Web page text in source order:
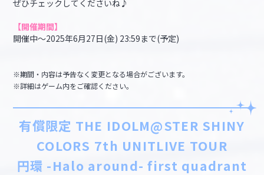
ぜひチェックしてくださいね♪
【開催期間】
開催中～2025年6月27日(金) 23:59まで(予定)
※期間・内容は予告なく変更となる場合がございます。
※詳細はゲーム内をご確認ください。
有償限定 THE IDOLM@STER SHINY
COLORS 7th UNITLIVE TOUR
円環 -Halo around- first quadrant